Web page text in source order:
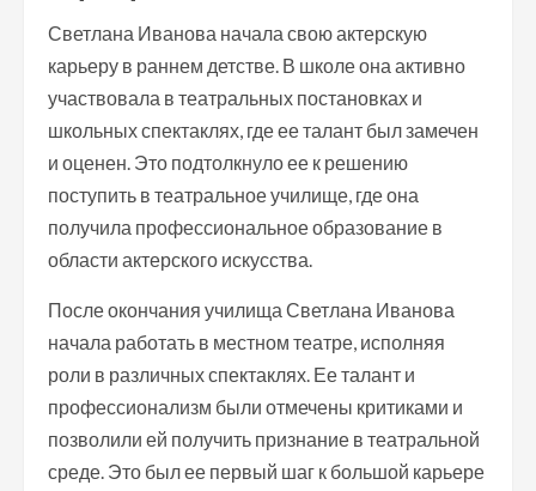
Светлана Иванова начала свою актерскую
карьеру в раннем детстве. В школе она активно
участвовала в театральных постановках и
школьных спектаклях, где ее талант был замечен
и оценен. Это подтолкнуло ее к решению
поступить в театральное училище, где она
получила профессиональное образование в
области актерского искусства.
После окончания училища Светлана Иванова
начала работать в местном театре, исполняя
роли в различных спектаклях. Ее талант и
профессионализм были отмечены критиками и
позволили ей получить признание в театральной
среде. Это был ее первый шаг к большой карьере